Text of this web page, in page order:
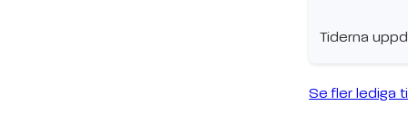
Tiderna
Se fler lediga